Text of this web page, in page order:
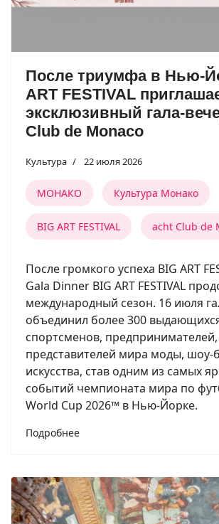
После триумфа в Нью-
ART FESTIVAL
эксклюзивный гала-
Club de Monaco
Культура 22 июля 2026
МОНАКО Культура Монако
BIG ART FESTIVAL acht Club de
После громкого успеха BIG ART
Gala Dinner BIG ART FESTIVAL
международный сезон. 16 июля
объединил более 300
спортсменов, предпринимателей,
представителей мира моды, шоу-
искусства, став одним из самых
событий чемпионата мира по
World Cup 2026™ в Нью-Йорке.
Подробнее